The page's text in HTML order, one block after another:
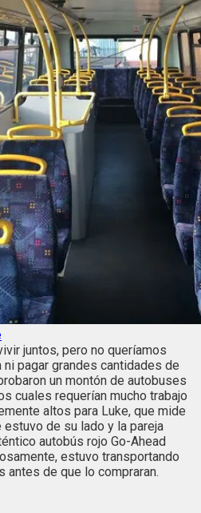
juntos, pero no queríamos
ni pagar grandes cantidades de
un montón de autobuses
cuales requerían mucho trabajo
altos para Luke, que mide
de su lado y la pareja
autobús rojo Go-Ahead
estuvo transportando
de que lo compraran.